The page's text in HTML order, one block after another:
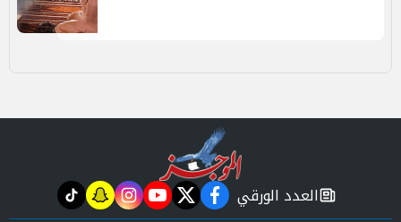
newspaper
العدد الورقي facebook
twitter
youtube
instagram
snapchat
tiktok